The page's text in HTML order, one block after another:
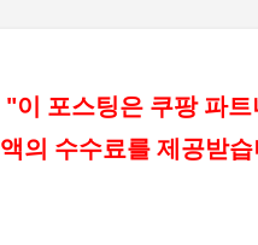
"이 포스팅은 쿠팡 파
액의 수수료를 제공받